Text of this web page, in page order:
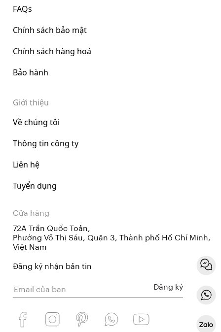
FAQs
Chính sách bảo mật
Chính sách hàng hoá
Bảo hành
Giới thiệu
Về chúng tôi
Thông tin công ty
Liên hệ
Tuyển dụng
Cửa hàng
72A Trần Quốc Toản,
Phường Võ Thị Sáu, Quận 3, Thành phố Hồ Chí Minh,
Việt Nam
Đăng ký nhận bản tin
Đăng ký